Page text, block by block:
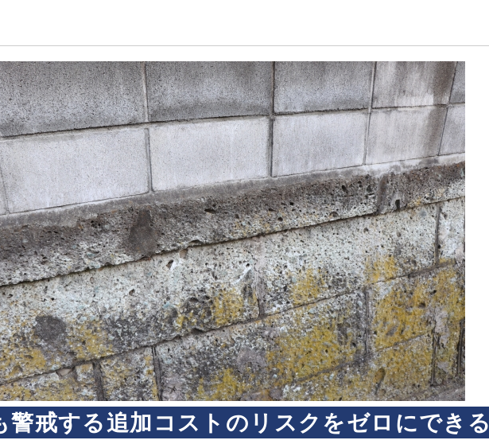
警戒する追加コストのリスクをゼロにできる